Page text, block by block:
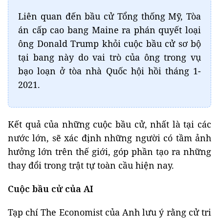
Liên quan đến bầu cử Tổng thống Mỹ, Tòa
án cấp cao bang Maine ra phán quyết loại
ông Donald Trump khỏi cuộc bầu cử sơ bộ
tại bang này do vai trò của ông trong vụ
bạo loạn ở tòa nhà Quốc hội hồi tháng 1-
2021.
Kết quả của những cuộc bầu cử, nhất là tại các
nước lớn, sẽ xác định những người có tầm ảnh
hưởng lớn trên thế giới, góp phần tạo ra những
thay đổi trong trật tự toàn cầu hiện nay.
Cuộc bầu cử của AI
Tạp chí The Economist của Anh lưu ý rằng cử tri